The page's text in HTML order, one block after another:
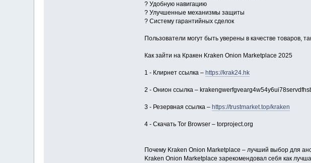
? Удобную навигацию
? Улучшенные механизмы защиты
? Систему гарантийных сделок
Пользователи могут быть уверены в качестве товаров,
Как зайти на Кракен Kraken Onion Marketplace 2025
1 - Клирнет ссылка – https://krak24.hk
2 - Онион ссылка –
3 - Резервная ссылка – https://trustmarket.top/kraken
4 - Скачать Tor Browser – torproject.org
Почему Kraken Onion Marketplace – лучший выбор для
Kraken Onion Marketplace зарекомендовал себя как